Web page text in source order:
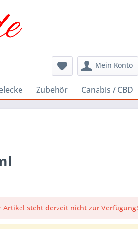
Mein Konto
Zubehör Canabis / CBD
Artikel steht derzeit nicht zur Verfügung!